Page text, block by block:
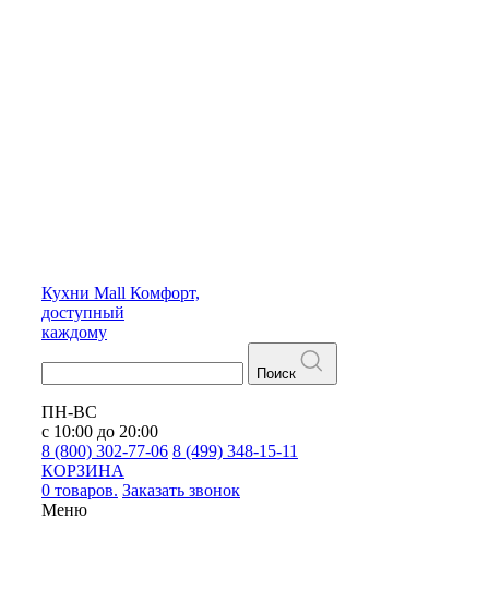
Кухни Mall Комфорт,
доступный
каждому
Поиск
ПН-ВС
с 10:00 до 20:00
8 (800) 302-77-06 8 (499) 348-15-11
КОРЗИНА
0 товаров. Заказать звонок
Меню